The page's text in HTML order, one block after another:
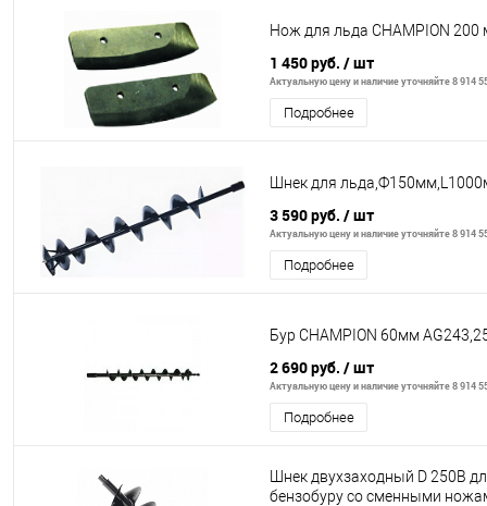
Нож для льда CHAMPION
1 450 руб. / шт
Актуальную цену и наличие уточняйте 8 914
Подробнее
Шнек для
3 590 руб. / шт
Актуальную цену и наличие уточняйте 8 914
Подробнее
Бур CHAMPION 60мм
2 690 руб. / шт
Актуальную цену и наличие уточняйте 8 914
Подробнее
Шнек двухзаходный D 250B
бензобуру со сменными